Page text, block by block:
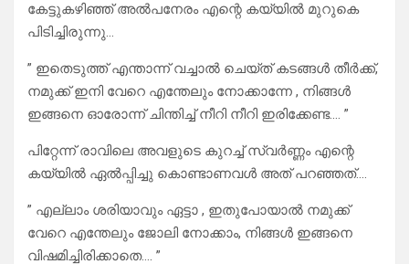
കേട്ടുകഴിഞ്ഞ് അൽപനേരം എന്റെ കയ്യിൽ മുറുകെ
പിടിച്ചിരുന്നു…
” ഇതെടുത്ത് എന്താന്ന് വച്ചാൽ ചെയ്ത് കടങ്ങൾ തീർക്ക്,
നമുക്ക് ഇനി വേറെ എന്തേലും നോക്കാന്നേ , നിങ്ങൾ
ഇങ്ങനെ ഓരോന്ന് ചിന്തിച്ച് നീറി നീറി ഇരിക്കേണ്ട…. ”
പിറ്റേന്ന് രാവിലെ അവളുടെ കുറച്ച് സ്വർണ്ണം എന്റെ
കയ്യിൽ ഏൽപ്പിച്ചു കൊണ്ടാണവൾ അത് പറഞ്ഞത്….
” എല്ലാം ശരിയാവും ഏട്ടാ , ഇതുപോയാൽ നമുക്ക്
വേറെ എന്തേലും ജോലി നോക്കാം, നിങ്ങൾ ഇങ്ങനെ
വിഷമിച്ചിരിക്കാതെ…. ”